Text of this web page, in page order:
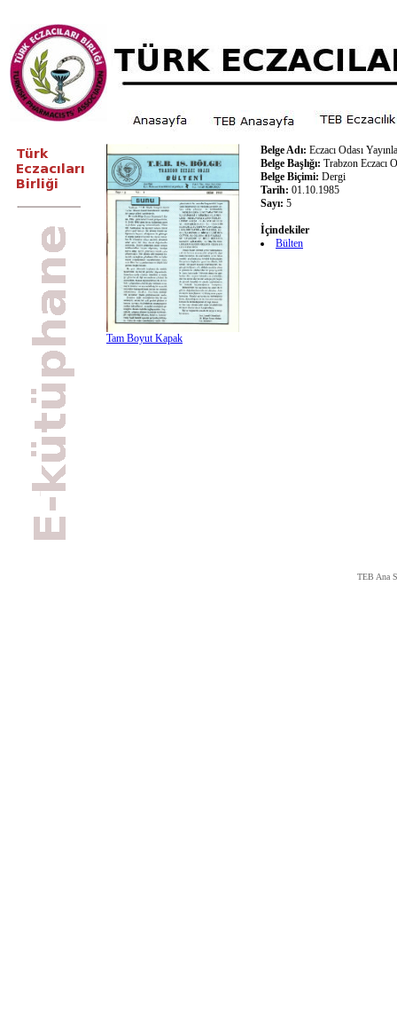
Tam Boyut Kapak
Belge Adı: Eczacı Odası
Belge Başlığı: Trabzon Eczacı
Belge Biçimi: Dergi
Tarih: 01.10.1985
Sayı: 5
İçindekiler
Bülten
TEB Ana